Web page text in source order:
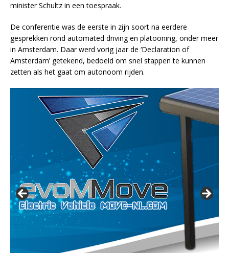
minister Schultz in een toespraak.
De conferentie was de eerste in zijn soort na eerdere
gesprekken rond automated driving en platooning, onder meer
in Amsterdam. Daar werd vorig jaar de ‘Declaration of
Amsterdam’ getekend, bedoeld om snel stappen te kunnen
zetten als het gaat om autonoom rijden.